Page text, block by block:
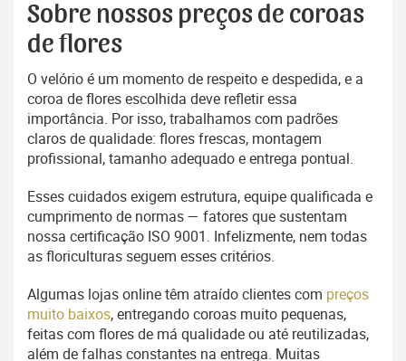
Sobre nossos preços de coroas
de flores
O velório é um momento de respeito e despedida, e a
coroa de flores escolhida deve refletir essa
importância. Por isso, trabalhamos com padrões
claros de qualidade: flores frescas, montagem
profissional, tamanho adequado e entrega pontual.
Esses cuidados exigem estrutura, equipe qualificada e
cumprimento de normas — fatores que sustentam
nossa certificação ISO 9001. Infelizmente, nem todas
as floriculturas seguem esses critérios.
Algumas lojas online têm atraído clientes com preços
muito baixos, entregando coroas muito pequenas,
feitas com flores de má qualidade ou até reutilizadas,
além de falhas constantes na entrega. Muitas